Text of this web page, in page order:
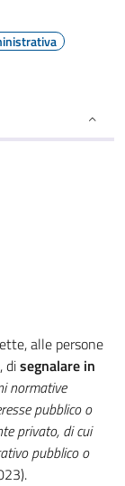
alle persone
disegnalare in
normative
pubblico o
privato, di cui
pubblico o